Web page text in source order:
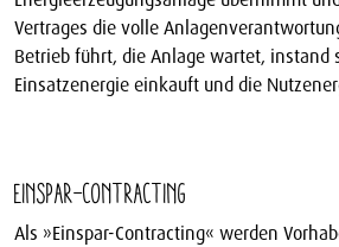
Vertrages die volle
Betrieb führt, die Anlage wartet, instand
Einsatzenergie einkauft und die
Einspar-Contracting
Als »Einspar-Contracting« werden